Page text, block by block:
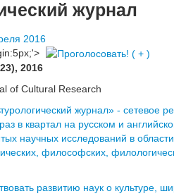
журнал
2016
2016
of Cultural Research
журнал» - сетевое
в квартал на русском и
научных исследований в
философских,
развитию наук о культуре,